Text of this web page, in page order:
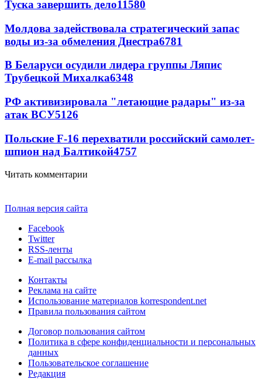
Туска завершить дело11580
Молдова задействовала стратегический запас
воды из-за обмеления Днестра6781
В Беларуси осудили лидера группы Ляпис
Трубецкой Михалка6348
РФ активизировала "летающие радары" из-за
атак ВСУ5126
Польские F-16 перехватили российский самолет-
шпион над Балтикой4757
Читать комментарии
Полная версия сайта
Facebook
Twitter
RSS-ленты
E-mail рассылка
Контакты
Реклама на сайте
Использование материалов korrespondent.net
Правила пользования сайтом
Договор пользования сайтом
Политика в сфере конфиденциальности и персональных
данных
Пользовательское соглашение
Редакция